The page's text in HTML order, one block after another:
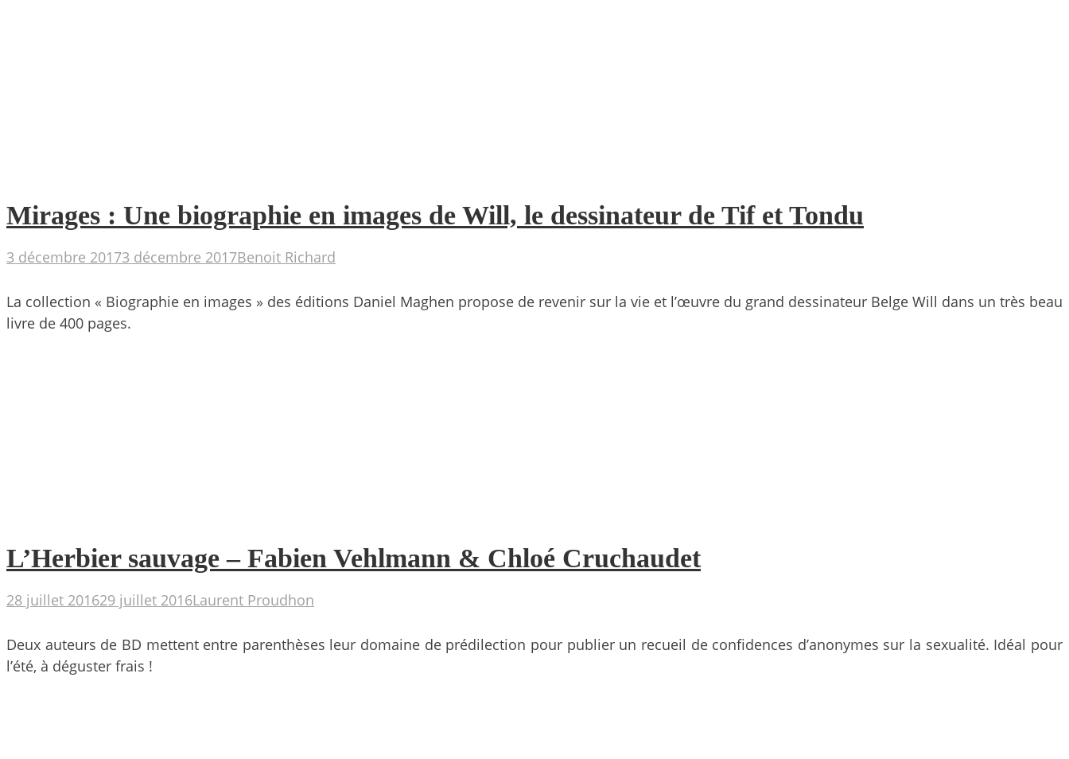
Mirages : Une biographie en images de Will, le dessinateur de Tif et Tondu
3 décembre 20173 décembre 2017Benoit Richard
La collection « Biographie en images » des éditions Daniel Maghen propose de revenir sur la vie et l’œuvre du grand dessinateur Belge Will dans un très beau
livre de 400 pages.
L’Herbier sauvage – Fabien Vehlmann & Chloé Cruchaudet
28 juillet 201629 juillet 2016Laurent Proudhon
Deux auteurs de BD mettent entre parenthèses leur domaine de prédilection pour publier un recueil de confidences d’anonymes sur la sexualité. Idéal pour
l’été, à déguster frais !